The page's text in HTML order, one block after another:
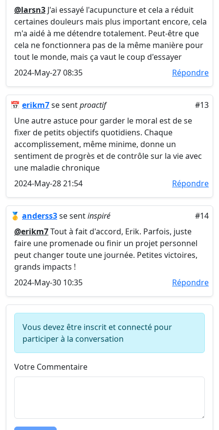
@larsn3 J'ai essayé l'acupuncture et cela a réduit
certaines douleurs mais plus important encore, cela
m'a aidé à me détendre totalement. Peut-être que
cela ne fonctionnera pas de la même manière pour
tout le monde, mais ça vaut le coup d'essayer
2024-May-27 08:35
Répondre
📅 erikm7se sentproactif
#13
Une autre astuce pour garder le moral est de se
fixer de petits objectifs quotidiens. Chaque
accomplissement, même minime, donne un
sentiment de progrès et de contrôle sur la vie avec
une maladie chronique
2024-May-28 21:54
Répondre
🥇 anderss3se sentinspiré
#14
@erikm7Tout à fait d'accord, Erik. Parfois, juste
faire une promenade ou finir un projet personnel
peut changer toute une journée. Petites victoires,
grands impacts !
2024-May-30 10:35
Répondre
Vous devez être inscrit et connecté pour
participer à la conversation
Votre Commentaire